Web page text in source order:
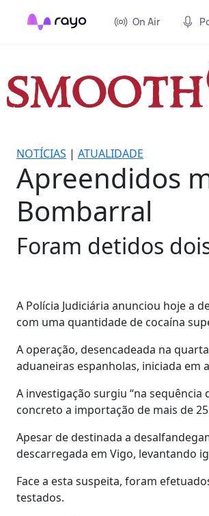
On Air
NOTÍCIAS | ATUALIDADE
Apreendidos
Bombarral
Foram detidos
A Polícia Judiciária anunciou hoje a
com uma quantidade de cocaína
A operação, desencadeada na
aduaneiras espanholas, iniciada em
A investigação surgiu “na
concreto a importação de mais de
Apesar de destinada a
descarregada em Vigo, levantando
Face a esta suspeita, foram
testados.